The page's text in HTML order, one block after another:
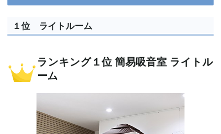
１位 ライトルーム
ランキング１位 簡易吸音室 ライトル
ーム